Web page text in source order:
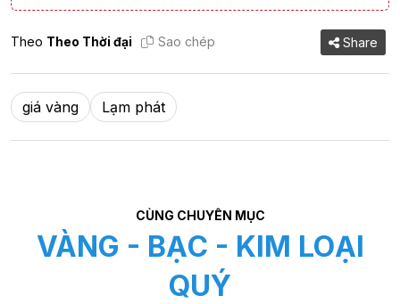
Theo Theo Thời đại Sao chép Share
giá vàng Lạm phát
CÙNG CHUYÊN MỤC
VÀNG - BẠC - KIM LOẠI
QUÝ